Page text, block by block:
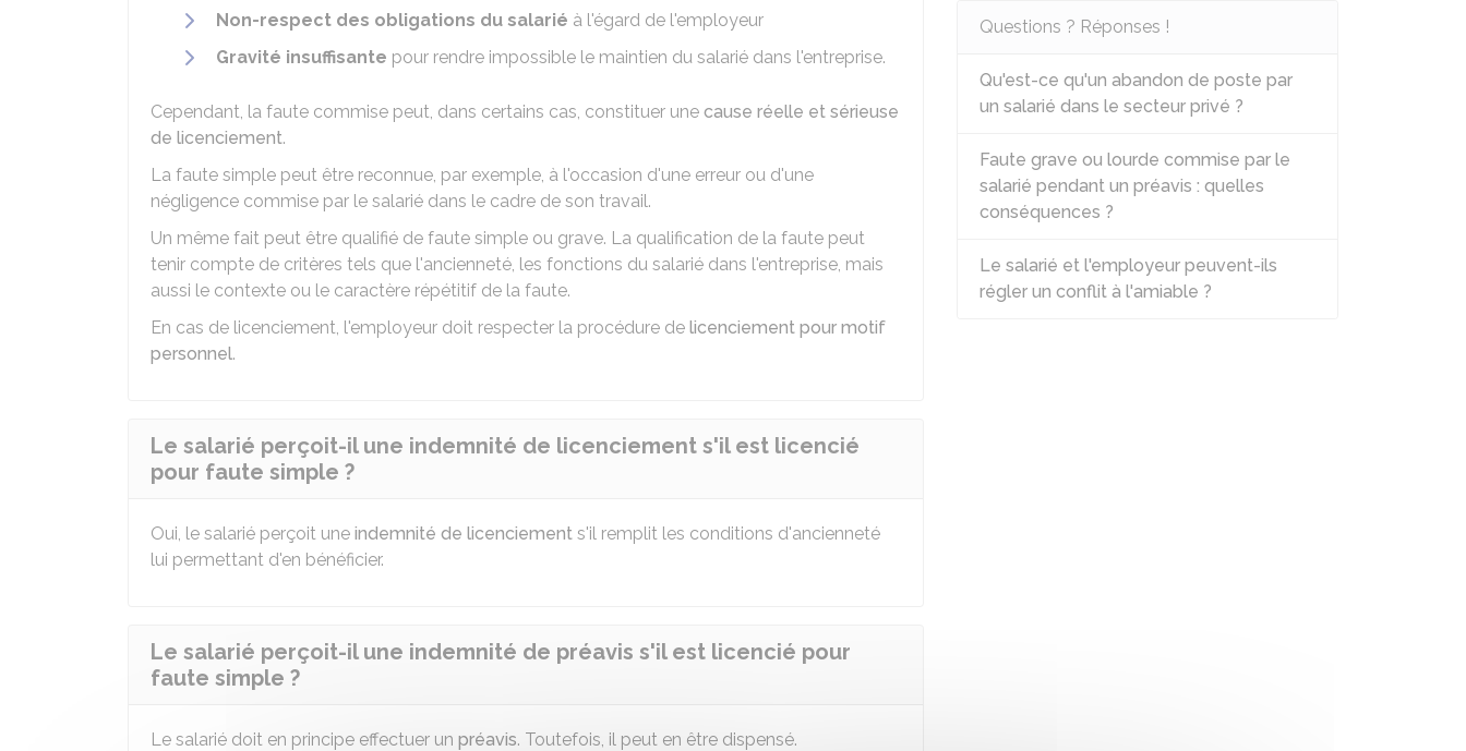
Non-respect des obligations du salarié à l'égard de l'employeur
Gravité insuffisante pour rendre impossible le maintien du salarié dans l'entreprise.
Cependant, la faute commise peut, dans certains cas, constituer une cause réelle et sérieuse
de licenciement.
La faute simple peut être reconnue, par exemple, à l'occasion d'une erreur ou d'une
négligence commise par le salarié dans le cadre de son travail.
Un même fait peut être qualifié de faute simple ou grave. La qualification de la faute peut
tenir compte de critères tels que l'ancienneté, les fonctions du salarié dans l'entreprise, mais
aussi le contexte ou le caractère répétitif de la faute.
En cas de licenciement, l'employeur doit respecter la procédure de licenciement pour motif
personnel.
Le salarié perçoit-il une indemnité de licenciement s'il est licencié
pour faute simple ?
Oui, le salarié perçoit une indemnité de licenciement s'il remplit les conditions d'ancienneté
lui permettant d'en bénéficier.
Le salarié perçoit-il une indemnité de préavis s'il est licencié pour
faute simple ?
Le salarié doit en principe effectuer un préavis. Toutefois, il peut en être dispensé.
Questions ? Réponses !
Qu'est-ce qu'un abandon de poste par
un salarié dans le secteur privé ?
Faute grave ou lourde commise par le
salarié pendant un préavis : quelles
conséquences ?
Le salarié et l'employeur peuvent-ils
régler un conflit à l'amiable ?